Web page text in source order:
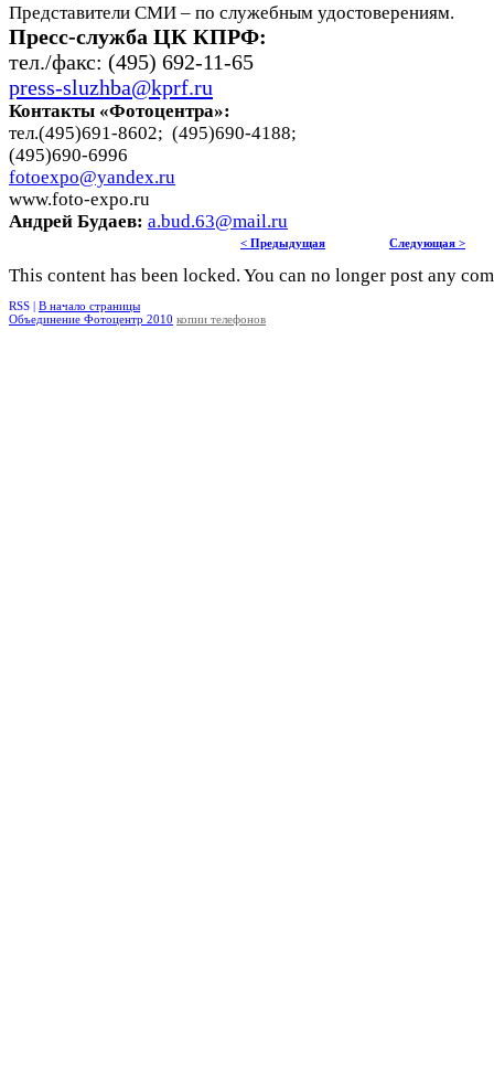
Представители СМИ – по служебным удостоверениям.
Пресс-служба ЦК КПРФ:
тел./факс: (495) 692-11-65
press-sluzhba@kprf.ru
Контакты «Фотоцентра»:
тел.(495)691-8602; (495)690-4188;
(495)690-6996
fotoexpo@yandex.ru
www.foto-expo.ru
Андрей Будаев: a.bud.63@mail.ru
< Предыдущая Следующая >
This content has been locked. You can no longer post any
RSS | В начало страницы
Объединение Фотоцентр 2010 копии телефонов